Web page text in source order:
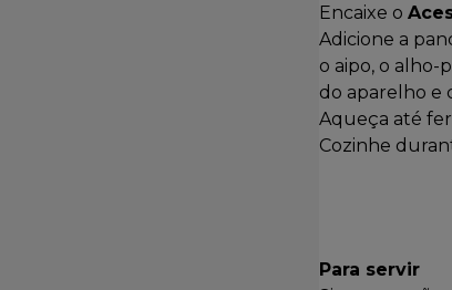
Encaixe o
Adicione a
o aipo, o alho-
do aparelho e
Aqueça até
Cozinhe
Para servir